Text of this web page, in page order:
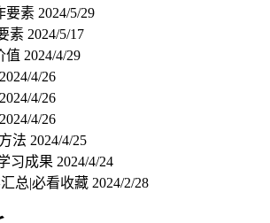
要素 2024/5/29
素 2024/5/17
值 2024/4/29
2024/4/26
2024/4/26
2024/4/26
法 2024/4/25
习成果 2024/4/24
总|必看收藏 2024/2/28